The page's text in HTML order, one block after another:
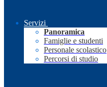
Servizi
Panoramica
Famiglie e studenti
Personale scolastico
Percorsi di studio